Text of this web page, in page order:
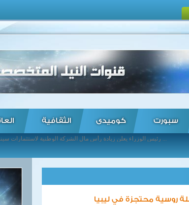
سبورت كوميدى الثقافية
روسية محتجزة في ليبيا